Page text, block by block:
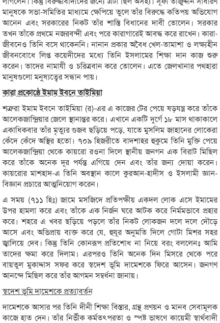
মানুষকে সভা-সমিতির মাধ্যমে ক্ষেপিয়ে তুলে তাঁর বিরুদ্ধে কতিপয় অভিযোগ
আনেন এবং সরকারের নিকট তাঁর শাস্তি বিধানের দাবী তোলেন। সরকার
তখন তাঁকে প্রথমে নজরবন্দী এবং পরে কারাগারেই আবদ্ধ করে রাখেন। কারা-
জীবনেও তিনি বসে থাকেননি। নানান প্রকার অবৈধ খেল-তামাশা ও লক্ষ্যহীন
জীবনবোধে লিপ্ত কয়েদীদের মধ্যে তিনি ইসলামের শিক্ষা দান কাজ শুরু
করেন। তাদের নামাযী ও চরিত্রবান করে তোলেন। এতে জেলখানার পথহারা
মানুষগুলো মনুষ্যত্বের সন্ধান পায়।
কারা প্রকোষ্ঠে ইমাম ইবনে তাইমিয়া
শত্রুরা ইমাম ইবনে তাইমিয়া (র)-এর এ কাজের টের পেয়ে ষড়যন্ত্র করে তাঁকে
আলেকজান্দ্রিয়ার জেলে স্থানান্তর করে। এখানে একটি দুর্গে ১৮ মাস থাকাকালে
একাধিকবার তাঁর মৃত্যুর গুজব ছড়িয়ে পড়ে, যাতে মুসলিম জাহানের লোকেরা
কেঁদে কেঁদে অস্থির হতো। ৭০৯ হিজরীতে বাদশাহর হুকুমে তিনি মুক্তি পেয়ে
আলেকজান্দ্রিয়া থেকে কায়রো রওনা দিলে স্থানীয় জনগন এক বিরাট মিছিল
করে তাঁকে অনেক দূর পর্যন্ত এগিয়ে দেন এবং তাঁর জন্য দোয়া করেন।
কায়রোর মাশহাদ-এ তিনি অবস্থান কালে কুরআন-হাদীস ও ইসলামী জ্ঞান-
বিজ্ঞান প্রচারে আত্মনিয়োগ করেন।
এ সময় (৭১১ হিঃ) জামে মসজিদে প্রতিপক্ষীয় একদল লোক এসে ইমামের
উপর হামলা করে এবং তাঁকে এক নির্জন ঘরে আটক করে নির্মমভাবে প্রহার
করে। শহরে এ খবর ছড়িয়ে পড়লে তাঁর নিকট লোকজন দলে দলে দৌড়ে
আসে এবং অভিপ্রায় ব্যক্ত করে যে, হুযূর অনুমতি দিলে গোটা মিশর সহর
জ্বালিয়ে দেব। কিন্তু তিনি কোনরূপ প্রতিশোধ না নিয়ে বরং বললেনঃ আমি
তাদের ক্ষমা করে দিলাম। এরপরও তিনি অনেক দিন মিসরে থেকে পরে
বায়তুল মুকাদ্দাস সফর করে স্বদেশ ভূমি দামেশকে ফিরে আসেন। জনগণ
আনন্দে মিছিল করে তাঁর আগমন সম্বর্ধনা জানায়।
স্বদেশ ভূমি দামেশকে প্রত্যাবর্তন
দামেশকে আসার পর তিনি দীনী শিক্ষা বিস্তার, গ্রন্থ প্রণয়ন ও মানব সেবামূলক
কাজে হাত দেন। তাঁর নির্ভীক কর্মতৎপরতা ও স্পষ্ট ভাষণে কায়েমী স্বার্থবাদী